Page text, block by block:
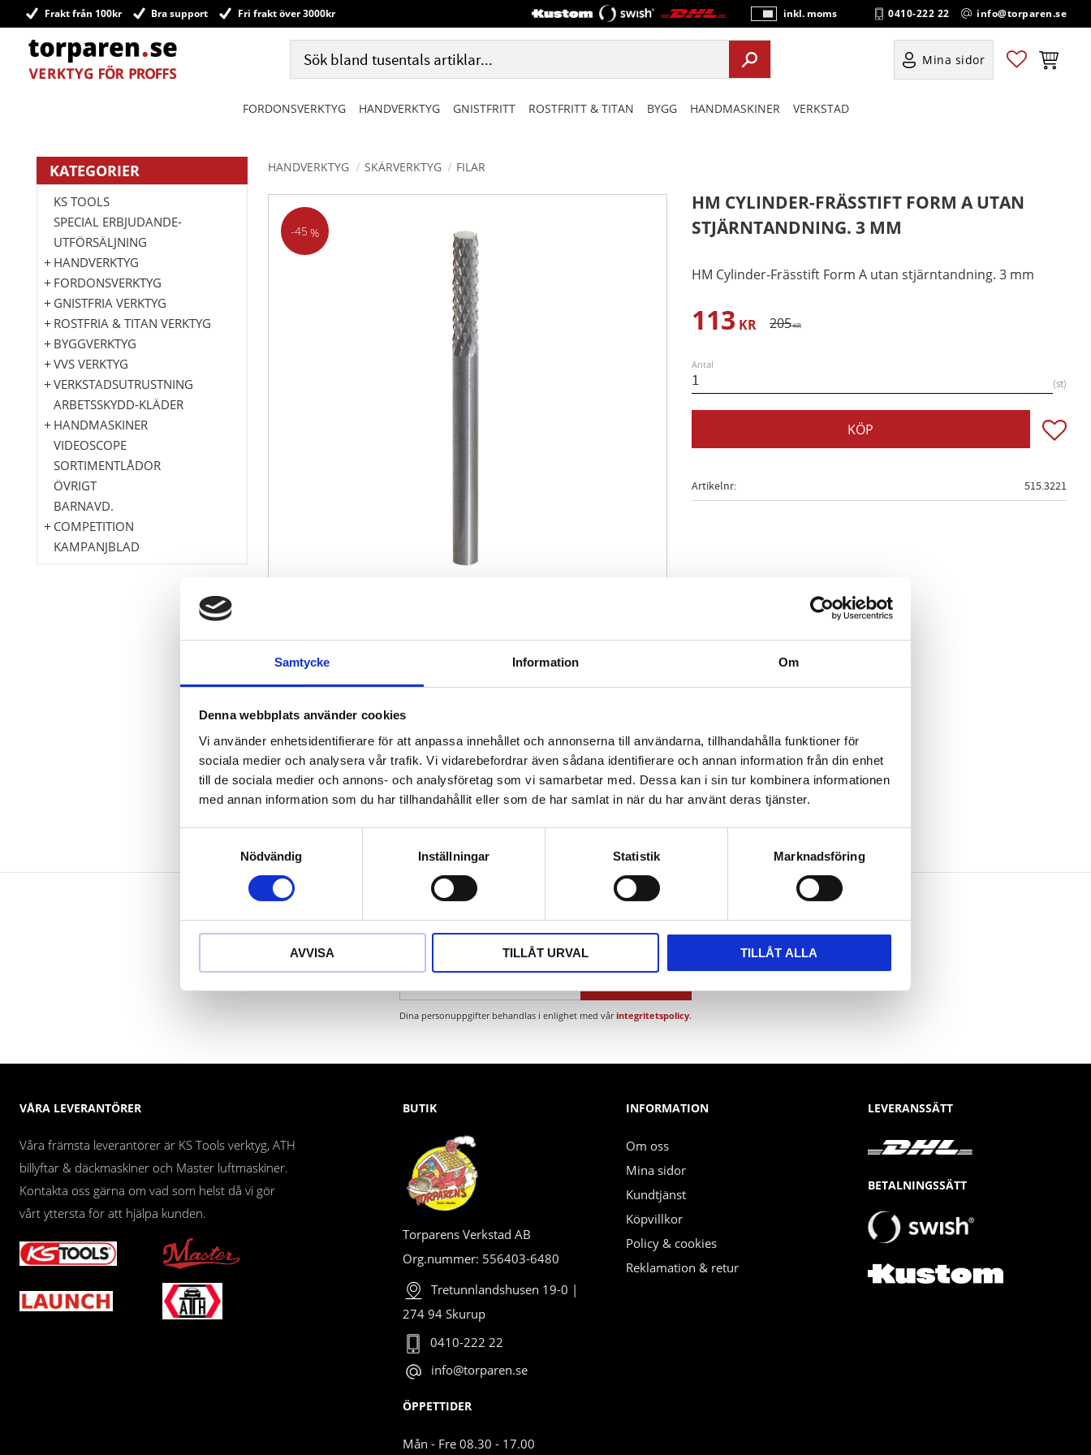
Samtycke Information Om
Denna webbplats använder cookies
Vi använder enhetsidentifierare för att anpassa innehållet och annonserna till användarna, tillhandahålla funktioner för
sociala medier och analysera vår trafik. Vi vidarebefordrar även sådana identifierare och annan information från din enhet
till de sociala medier och annons- och analysföretag som vi samarbetar med. Dessa kan i sin tur kombinera informationen
med annan information som du har tillhandahållit eller som de har samlat in när du har använt deras tjänster.
Nödvändig
Inställningar Statistik Marknadsföring
AVVISA TILLÅT URVAL TILLÅT ALLA
Frakt från 100kr Bra support Fri frakt över 3000kr
P
ri
s
e
vi
inkl. moms 0410-222 22 info@torparen.se
Mina sidor Favoriter
FORDONSVERKTYG HANDVERKTYG GNISTFRITT ROSTFRITT & TITAN BYGG HANDMASKINER VERKSTAD
HANDVERKTYG SKÄRVERKTYG FILAR
HM CYLINDER-FRÄSSTIFT FORM A UTAN
STJÄRNTANDNING. 3 MM
HM Cylinder-Frässtift Form A utan stjärntandning. 3 mm
45 %
Nedsatt pris:
113 KR Ordinarie pris:
205KR
Antal
st
KÖP Lägg
Artikelnr 515.3221
utan tandning på framsidan
Blank yta
Specialstål med hårdmetallbestyckning
För avgradning. avfasning av kanter. polering. svetsfogs- och ytbearbetning.
Kan användas i höglegerat. rost-. syra- och värmebeständigt stål. gjutgods och plaster.
KATEGORIER
KS TOOLS
SPECIAL ERBJUDANDE-
UTFÖRSÄLJNING
HANDVERKTYG
FORDONSVERKTYG
GNISTFRIA VERKTYG
ROSTFRIA & TITAN VERKTYG
BYGGVERKTYG
VVS VERKTYG
VERKSTADSUTRUSTNING
ARBETSSKYDD-KLÄDER
HANDMASKINER
VIDEOSCOPE
SORTIMENTLÅDOR
ÖVRIGT
BARNAVD.
COMPETITION
KAMPANJBLAD
Nyhetsbrev
Dina personuppgifter behandlas i enlighet med vårintegritetspolicy.
VÅRA LEVERANTÖRER
Våra främsta leverantörer är KS Tools verktyg, ATH
billyftar & däckmaskiner och Master luftmaskiner.
Kontakta oss gärna om vad som helst då vi gör
vårt yttersta för att hjälpa kunden.
BUTIK
Torparens Verkstad AB
Org.nummer: 556403-6480
Tretunnlandshusen 19-0 |
274 94 Skurup
0410-222 22
info@torparen.se
ÖPPETTIDER
Mån - Fre 08.30 - 17.00
INFORMATION
Om oss
Mina sidor
Kundtjänst
Köpvillkor
Policy & cookies
Reklamation & retur
LEVERANSSÄTT
BETALNINGSSÄTT